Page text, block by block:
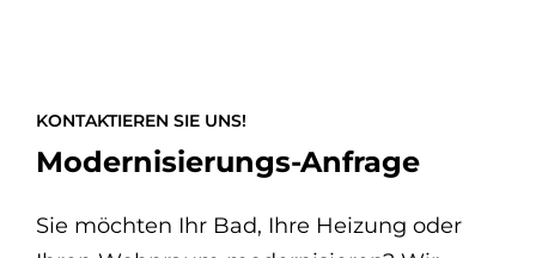
KONTAKTIEREN SIE UNS!
Modernisierungs-Anfrage
Sie möchten Ihr Bad, Ihre Heizung oder